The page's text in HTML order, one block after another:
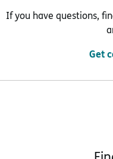
If you have questions,
Get